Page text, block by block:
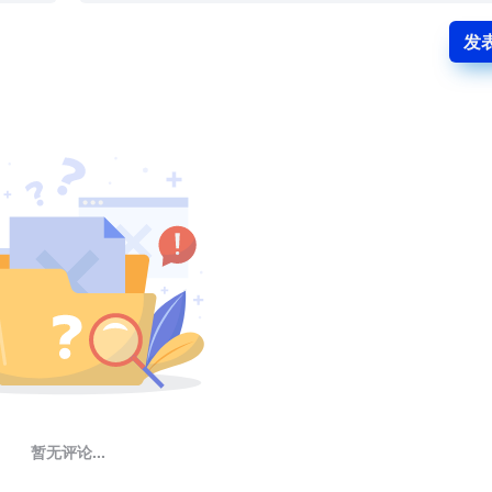
发
暂无评论...